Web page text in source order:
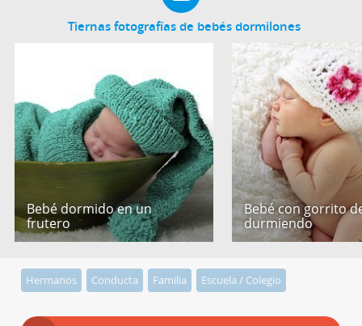
Tiernas fotografías de bebés dormilones
Bebé dormido en un
frutero
Bebé con gorrito
durmiendo
Hermanos Conducta Familia Escuela / Colegio